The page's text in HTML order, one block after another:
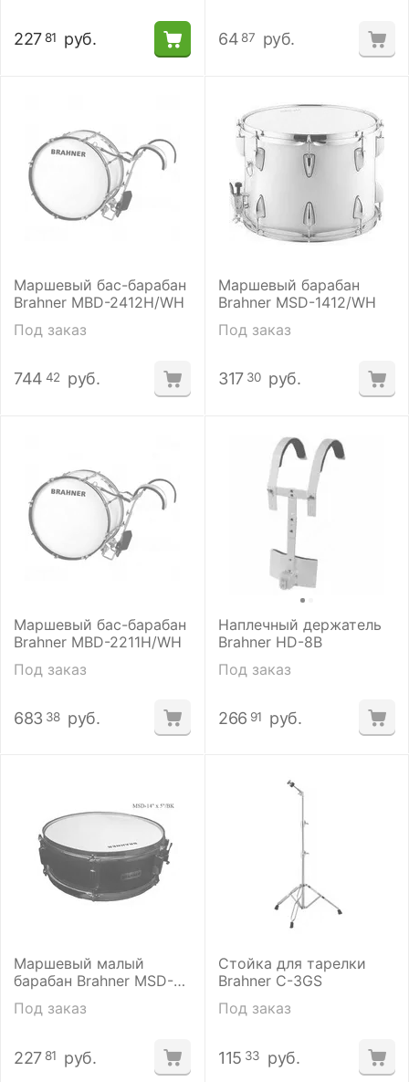
227 81 руб. 64 87 руб.
Маршевый бас-барабан
Brahner MBD-2412H/WH
Под заказ
744 42 руб.
Маршевый барабан
Brahner MSD-1412/WH
Под заказ
317 30 руб.
Маршевый бас-барабан
Brahner MBD-2211H/WH
Под заказ
683 38 руб.
Наплечный держатель
Brahner HD-8B
Под заказ
266 91 руб.
Маршевый малый
барабан Brahner MSD-
14х5 MRD
Под заказ
227 81 руб.
Стойка для тарелки
Brahner C-3GS
Под заказ
115 33 руб.